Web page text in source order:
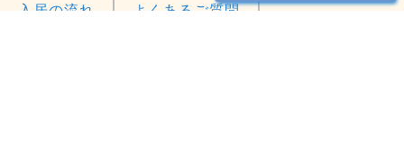
入居の流れ よくあるご質問